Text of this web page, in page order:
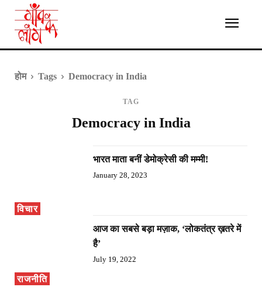
होम Tags Democracy in India
TAG
Democracy in India
विचार
भारत माता बनीं डेमोक्रेसी की मम्मी!
January 28, 2023
राजनीति
आज का सबसे बड़ा मज़ाक, ‘लोकतंत्र ख़तरे में
है’
July 19, 2022